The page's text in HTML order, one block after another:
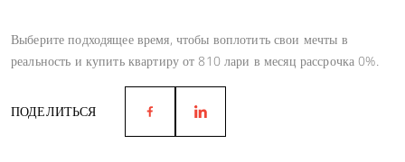
Выберите подходящее время, чтобы воплотить свои мечты в
реальность и купить квартиру от 810 лари в месяц рассрочка 0%.
ПОДЕЛИТЬСЯ